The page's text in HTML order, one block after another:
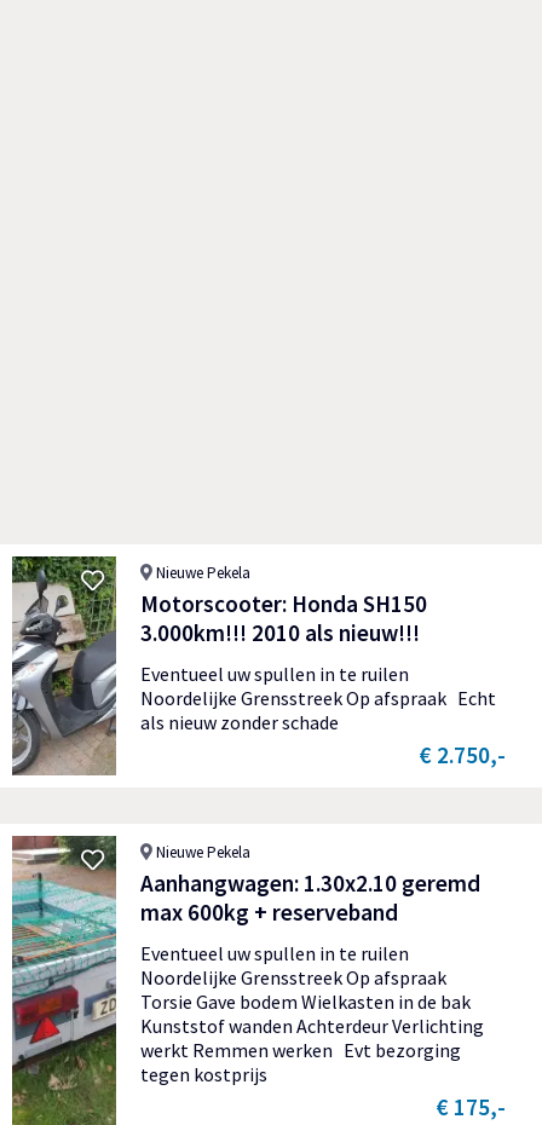
Nieuwe Pekela
Motorscooter: Honda SH150
3.000km!!! 2010 als nieuw!!!
Eventueel uw spullen in te ruilen
Noordelijke Grensstreek Op afspraak Echt
als nieuw zonder schade
€ 2.750,-
Nieuwe Pekela
Aanhangwagen: 1.30x2.10 geremd
max 600kg + reserveband
Eventueel uw spullen in te ruilen
Noordelijke Grensstreek Op afspraak
Torsie Gave bodem Wielkasten in de bak
Kunststof wanden Achterdeur Verlichting
werkt Remmen werken Evt bezorging
tegen kostprijs
€ 175,-